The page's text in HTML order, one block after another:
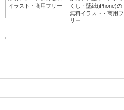
イラスト・商用フリー
くし・壁紙(iPhone)の
無料イラスト・商用フ
リー